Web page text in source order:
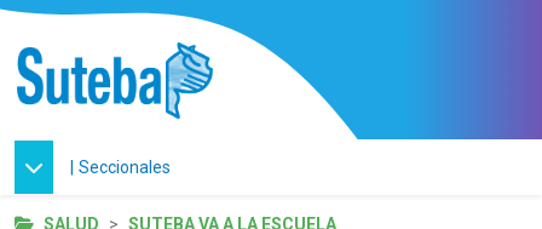
| Seccionales
SALUD
SUTEBA VA A LA ESCUELA